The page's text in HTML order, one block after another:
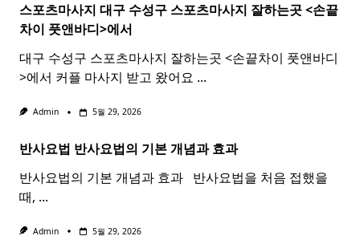
스포츠마사지 대구 수성구 스포츠마사지 잘하는곳 <손끝
차이 풋앤바디>에서
대구 수성구 스포츠마사지 잘하는곳 <손끝차이 풋앤바디
>에서 커플 마사지 받고 왔어요 ...
Admin 5월 29, 2026
반사요법 반사요법의 기본 개념과 효과 ​ ​
반사요법의 기본 개념과 효과 ​ ​ 반사요법을 처음 접했을
때, ...
Admin 5월 29, 2026